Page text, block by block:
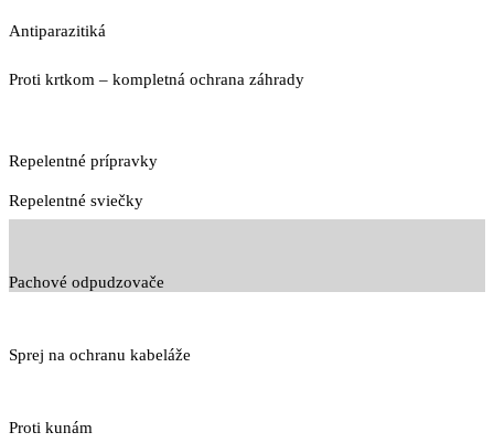
Antiparazitiká
Proti krtkom – kompletná ochrana záhrady
Repelentné prípravky
Repelentné sviečky
Pachové odpudzovače
Sprej na ochranu kabeláže
Proti kunám